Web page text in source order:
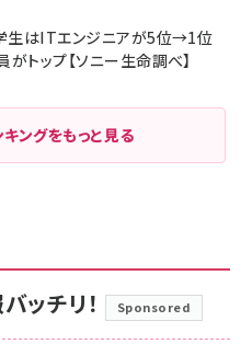
生はITエンジニアが5位→1位
トップ【ソニー生命調べ】
ングをもっと見る
ッチリ！ Sponsored